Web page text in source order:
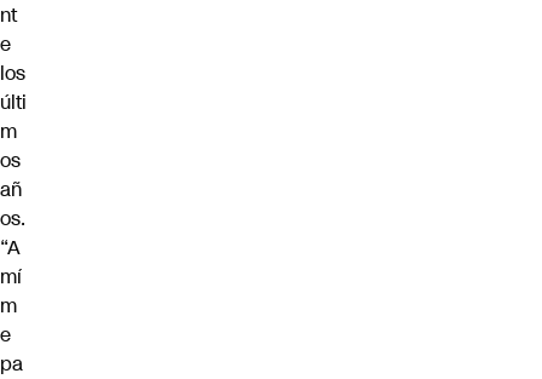
nt
e
los
últi
m
os
añ
os.
“A
mí
m
e
pa